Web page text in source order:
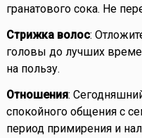
гранатового сока. Не
Стрижка волос:
головы до лучших
на пользу.
Отношения:
спокойного общения с
период примирения и